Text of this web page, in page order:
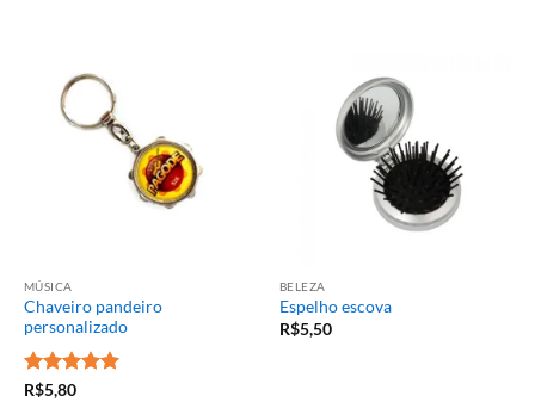
MÚSICA
Chaveiro pandeiro
personalizado
Avaliação
R$5,80
BELEZA
Espelho escova
R$5,50